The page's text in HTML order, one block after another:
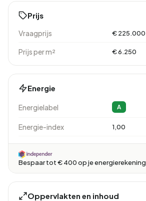
Prijs
Vraagprijs € 225.000
Prijs per m² € 6.250
Energie
Energielabel A
Energie-index 1,00
Bespaar tot € 400 op je energierekening
Oppervlakten en inhoud